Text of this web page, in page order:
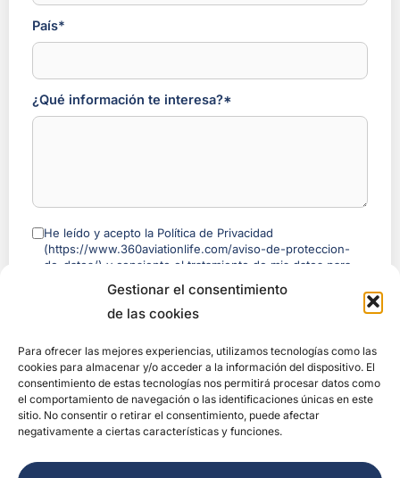
Gestionar el consentimiento
de las cookies
Para ofrecer las mejores experiencias, utilizamos tecnologías como las
cookies para almacenar y/o acceder a la información del dispositivo. El
consentimiento de estas tecnologías nos permitirá procesar datos como
el comportamiento de navegación o las identificaciones únicas en este
sitio. No consentir o retirar el consentimiento, puede afectar
negativamente a ciertas características y funciones.
País*
¿Qué información te interesa?*
He leído y acepto la Política de Privacidad
(https://www.360aviationlife.com/aviso-de-proteccion-
de-datos/) y consiento el tratamiento de mis datos para
recibir la información solicitada.
embajador 360, trataremos ese dato para atribuirle la
incluso antes de que completes tu compra— (nombre abreviado y
estado, nunca tu email completo ni tu teléfono). Base jurídica:
interés legítimo (art. 6.1.f RGPD).
Puedes oponerte en cualquier momento, sin que esto afecte a tu
solicitud ni a tu compra
, escribiendo a
privacy@360aviationlife.com. Más información: